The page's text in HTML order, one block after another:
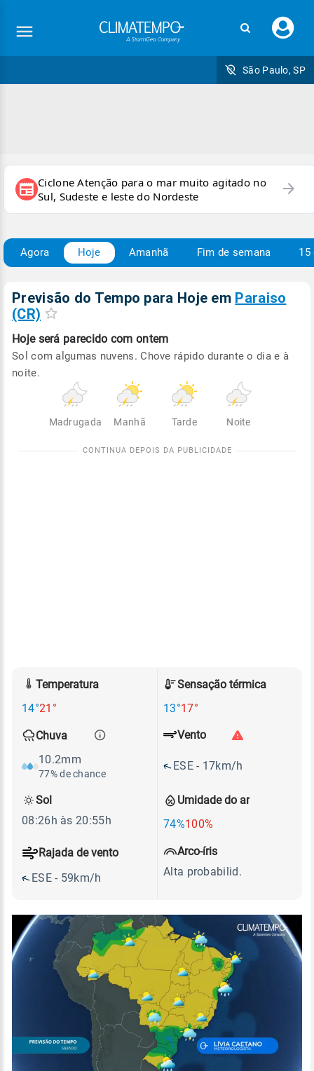
seu
São Paulo, SP
newspaper Ciclone Atenção para o mar muito agitado no
Sul, Sudeste e leste do Nordeste
arrow_forward
Agora Hoje Amanhã Fim de semana 15
Previsão do Tempo para Hoje em Paraiso
(CR)
Hoje será parecido com ontem
Sol com algumas nuvens. Chove rápido durante o dia e à
noite.
Madrugada Manhã Tarde Noite
Temperatura
14°21°
Sensação térmica
13°17°
Chuva
10.2mm
77% de chance
Umidade do ar
74%100%
Vento
ESE - 17km/h
Rajada de vento
ESE - 59km/h
Sol
08:26h às 20:55h
Arco-íris
Alta probabilid.